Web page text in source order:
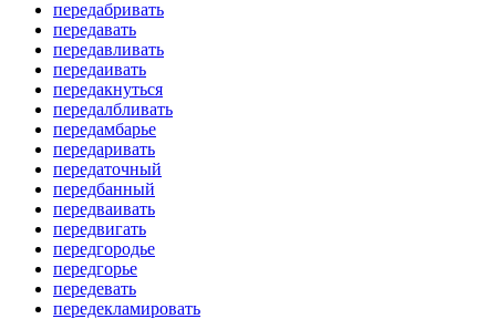
передабривать
передавать
передавливать
передаивать
передакнуться
передалбливать
передамбарье
передаривать
передаточный
передбанный
передваивать
передвигать
передгородье
передгорье
передевать
передекламировать